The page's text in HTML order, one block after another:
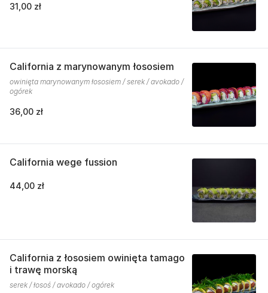
31,00 zł
California z marynowanym łososiem
owinięta marynowanym łososiem / serek / avokado /
ogórek
36,00 zł
California wege fussion
44,00 zł
California z łososiem owinięta tamago
i trawę morską
serek / łosoś / avokado / ogórek